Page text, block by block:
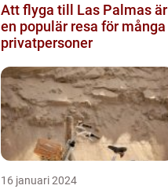
Att flyga till Las Palmas är
en populär resa för många
privatpersoner
16 januari 2024